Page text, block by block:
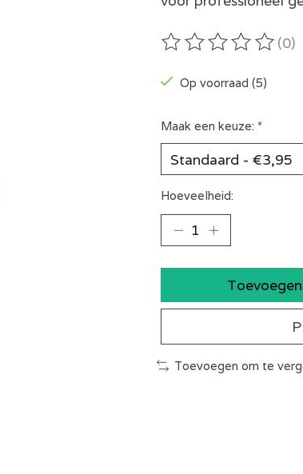
De beoordeling van
(0)
Op voorraad (5)
Maak een keuze: *
Hoeveelheid:
Toevoegen om te